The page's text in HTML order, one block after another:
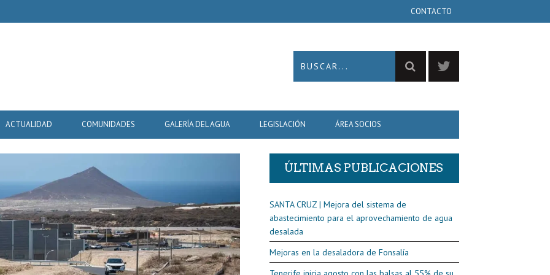
CONTACTO
ACTUALIDAD COMUNIDADES GALERÍA DEL AGUA LEGISLACIÓN ÁREA SOCIOS
ÚLTIMAS PUBLICACIONES
SANTA CRUZ | Mejora del sistema de
abastecimiento para el aprovechamiento de agua
desalada
Mejoras en la desaladora de Fonsalía